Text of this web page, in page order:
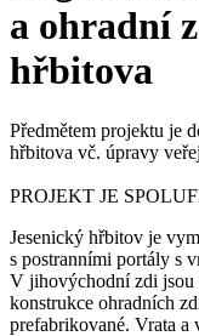
a ohradní
hřbitova
Předmětem projektu je
hřbitova vč. úpravy
PROJEKT JE
Jesenický hřbitov je
s postranními portály s
V jihovýchodní zdi jsou
konstrukce ohradních
prefabrikované. Vrata a